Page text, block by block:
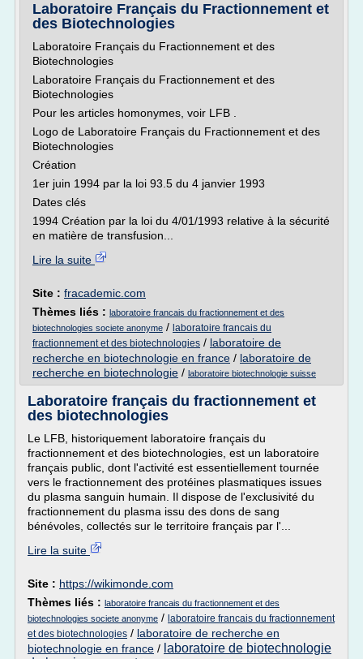
Laboratoire Français du Fractionnement et
des Biotechnologies
Laboratoire Français du Fractionnement et des
Biotechnologies
Laboratoire Français du Fractionnement et des
Biotechnologies
Pour les articles homonymes, voir LFB .
Logo de Laboratoire Français du Fractionnement et des
Biotechnologies
Création
1er juin 1994 par la loi 93.5 du 4 janvier 1993
Dates clés
1994 Création par la loi du 4/01/1993 relative à la sécurité
en matière de transfusion...
Lire la suite
Site : fracademic.com
Thèmes liés : laboratoire francais du fractionnement et des
biotechnologies societe anonyme / laboratoire francais du
fractionnement et des biotechnologies / laboratoire de
recherche en biotechnologie en france / laboratoire de
recherche en biotechnologie / laboratoire biotechnologie suisse
Laboratoire français du fractionnement et
des biotechnologies
Le LFB, historiquement laboratoire français du
fractionnement et des biotechnologies, est un laboratoire
français public, dont l'activité est essentiellement tournée
vers le fractionnement des protéines plasmatiques issues
du plasma sanguin humain. Il dispose de l'exclusivité du
fractionnement du plasma issu des dons de sang
bénévoles, collectés sur le territoire français par l'...
Lire la suite
Site : https://wikimonde.com
Thèmes liés : laboratoire francais du fractionnement et des
biotechnologies societe anonyme / laboratoire francais du fractionnement
et des biotechnologies / laboratoire de recherche en
biotechnologie en france / laboratoire de biotechnologie